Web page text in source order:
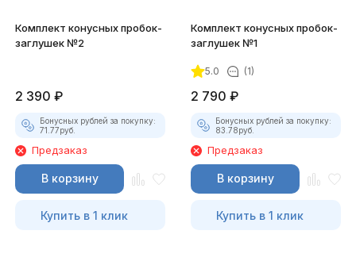
Комплект конусных пробок-
заглушек №2
2 390 ₽
Бонусных рублей за покупку:
71.77руб.
Предзаказ
В корзину
Купить в 1 клик
Комплект конусных пробок-
заглушек №1
5.0 (1)
2 790 ₽
Бонусных рублей за покупку:
83.78руб.
Предзаказ
В корзину
Купить в 1 клик